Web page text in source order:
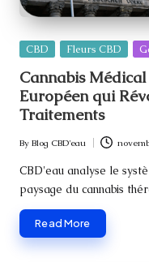
Posted
CBD Fleurs CBD
Cannabis
Européen qui
Traitements
Posted
by
By Blog CBD'eau
CBD'eau analyse le
paysage du cannabis
Read More